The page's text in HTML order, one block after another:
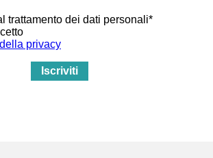
trattamento dei dati personali*
privacy